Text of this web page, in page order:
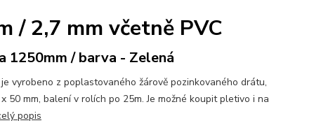
/ 2,7 mm včetně PVC
1250mm / barva - Zelená
vyrobeno z poplastovaného žárově pozinkovaného drátu,
50 mm, balení v rolích po 25m. Je možné koupit pletivo i na
popis